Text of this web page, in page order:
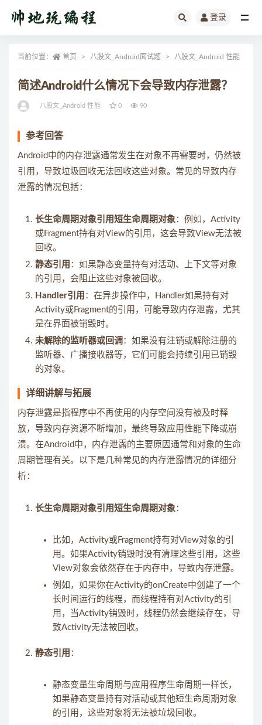
登录
当前位置： 首页 八股文_Android面试题 八股文_Android 性能
简述Android什么情况下会导致内存泄露？
八股文_Android 性能 0 90
参考回答
Android中的内存泄露通常发生在对象不再需要时，仍然被
引用，导致垃圾回收无法回收这些对象。常见的导致内存
泄露的情况包括：
长生命周期对象引用短生命周期对象：例如，Activity
或Fragment持有对View的引用，这会导致View无法被
回收。
静态引用 ：如果静态变量持有对活动、上下文等对象
的引用，会阻止这些对象被回收。
Handler引用 ：在异步操作中，Handler如果持有对
Activity或Fragment的引用，可能导致内存泄露，尤其
是在界面被销毁时。
未解除的监听器或回调 ：如果没有注销或解除注册的
监听器、广播接收器等，它们可能会持续引用已销毁
的对象。
详细讲解与拓展
内存泄露是指程序中不再使用的内存空间没有被及时释
放，导致内存资源不断增加，最终导致应用性能下降或崩
溃。在Android中，内存泄露的主要原因通常和对象的生命
周期管理有关。以下是几种常见的内存泄露情况的详细分
析：
长生命周期对象引用短生命周期对象：
比如，Activity或Fragment持有对View对象的引
用。如果Activity销毁时没有清理这些引用，这些
View对象会依然存在于内存中，导致内存泄露。
例如，如果你在Activity的onCreate中创建了一个
长时间运行的线程，而线程持有对Activity的引
用，当Activity销毁时，线程仍然会继续存在，导
致Activity无法被回收。
静态引用 ：
静态变量生命周期与应用程序生命周期一样长，
如果静态变量持有对活动或其他短生命周期对象
的引用，这些对象将无法被垃圾回收。